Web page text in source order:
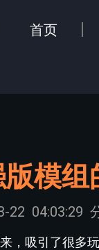
首页
版模
22 04:03:29
，吸引了很多